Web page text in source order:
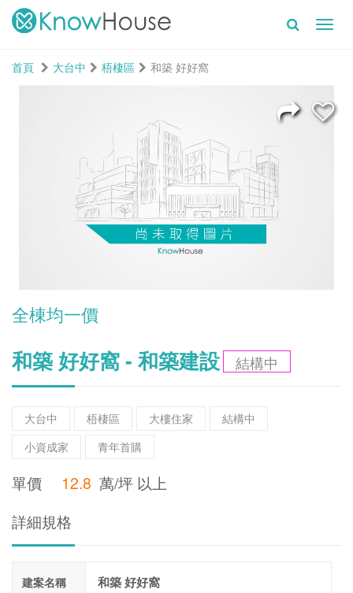
首頁
大台中 梧棲區 和築 好好窩
全棟均一價
和築 好好窩 - 和築建設 結構中
大台中 梧棲區 大樓住家
結構中
小資成家
青年首購
單價 12.8 萬/坪 以上
詳細規格
建案名稱 和築 好好窩